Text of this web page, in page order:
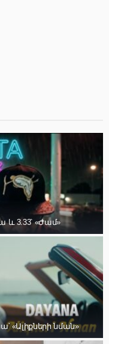
և 3.33՝ «Ժամ»
«Ալիքների նման»